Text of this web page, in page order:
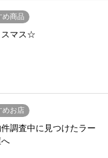
め商品
マス☆
めお店
調査中に見つけたラー